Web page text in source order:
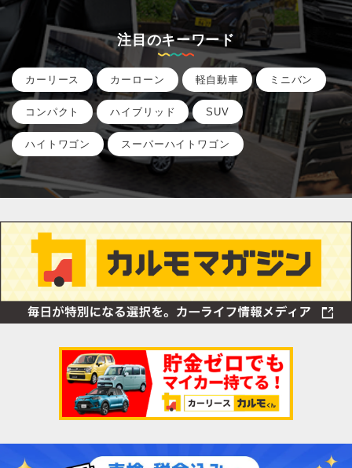
注目のキーワード
カーリース カーローン 軽自動車 ミニバン
コンパクト ハイブリッド SUV
ハイトワゴン スーパーハイトワゴン